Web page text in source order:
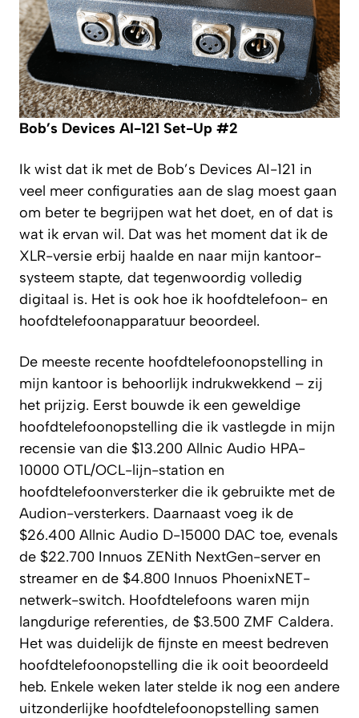
Bob’s Devices AI-121 Set-Up #2
Ik wist dat ik met de Bob’s Devices AI-121 in
veel meer configuraties aan de slag moest gaan
om beter te begrijpen wat het doet, en of dat is
wat ik ervan wil. Dat was het moment dat ik de
XLR-versie erbij haalde en naar mijn kantoor-
systeem stapte, dat tegenwoordig volledig
digitaal is. Het is ook hoe ik hoofdtelefoon- en
hoofdtelefoonapparatuur beoordeel.
De meeste recente hoofdtelefoonopstelling in
mijn kantoor is behoorlijk indrukwekkend – zij
het prijzig. Eerst bouwde ik een geweldige
hoofdtelefoonopstelling die ik vastlegde in mijn
recensie van die $13.200 Allnic Audio HPA-
10000 OTL/OCL-lijn-station en
hoofdtelefoonversterker die ik gebruikte met de
Audion-versterkers. Daarnaast voeg ik de
$26.400 Allnic Audio D-15000 DAC toe, evenals
de $22.700 Innuos ZENith NextGen-server en
streamer en de $4.800 Innuos PhoenixNET-
netwerk-switch. Hoofdtelefoons waren mijn
langdurige referenties, de $3.500 ZMF Caldera.
Het was duidelijk de fijnste en meest bedreven
hoofdtelefoonopstelling die ik ooit beoordeeld
heb. Enkele weken later stelde ik nog een andere
uitzonderlijke hoofdtelefoonopstelling samen